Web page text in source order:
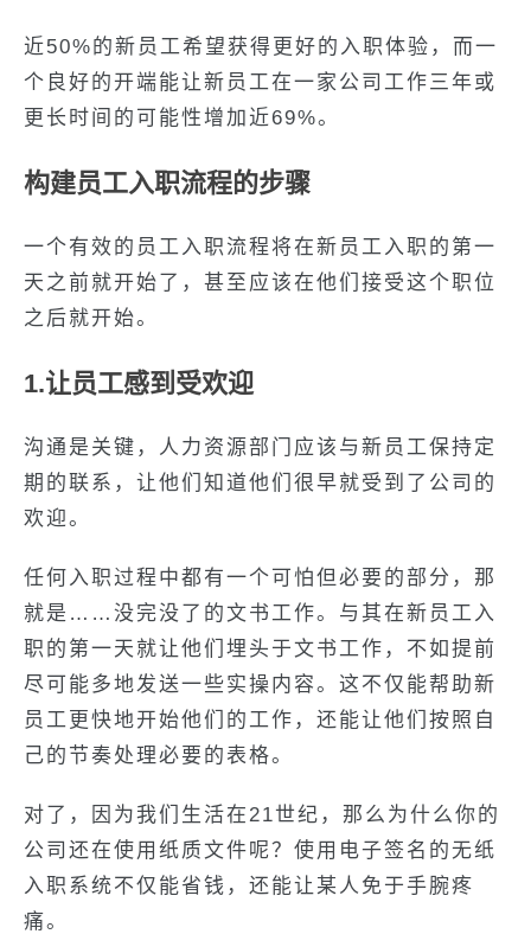
近50%的新员工希望获得更好的入职体验，而一
个良好的开端能让新员工在一家公司工作三年或
更长时间的可能性增加近69%。
构建员工入职流程的步骤
一个有效的员工入职流程将在新员工入职的第一
天之前就开始了，甚至应该在他们接受这个职位
之后就开始。
1.让员工感到受欢迎
沟通是关键，人力资源部门应该与新员工保持定
期的联系，让他们知道他们很早就受到了公司的
欢迎。
任何入职过程中都有一个可怕但必要的部分，那
就是……没完没了的文书工作。与其在新员工入
职的第一天就让他们埋头于文书工作，不如提前
尽可能多地发送一些实操内容。这不仅能帮助新
员工更快地开始他们的工作，还能让他们按照自
己的节奏处理必要的表格。
对了，因为我们生活在21世纪，那么为什么你的
公司还在使用纸质文件呢？使用电子签名的无纸
入职系统不仅能省钱，还能让某人免于手腕疼
痛。